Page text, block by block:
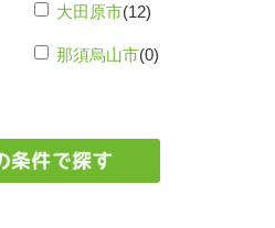
大田原市(12)
那須烏山市(0)